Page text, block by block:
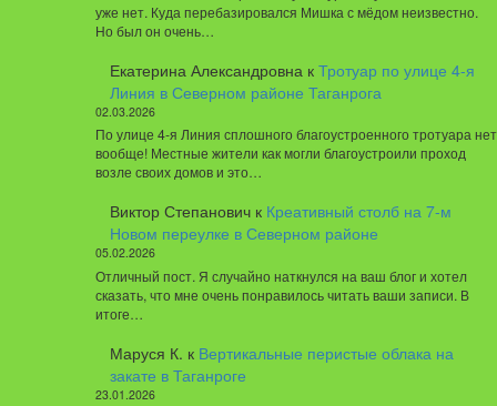
уже нет. Куда перебазировался Мишка с мёдом неизвестно.
Но был он очень…
Екатерина Александровна к Тротуар по улице 4-я
Линия в Северном районе Таганрога
02.03.2026
По улице 4-я Линия сплошного благоустроенного тротуара нет
вообще! Местные жители как могли благоустроили проход
возле своих домов и это…
Виктор Степановичк Креативный столб на 7-м
Новом переулке в Северном районе
05.02.2026
Отличный пост. Я случайно наткнулся на ваш блог и хотел
сказать, что мне очень понравилось читать ваши записи. В
итоге…
Маруся К. к Вертикальные перистые облака на
закате в Таганроге
23.01.2026